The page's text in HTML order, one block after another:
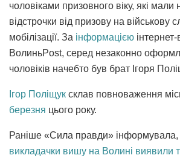
чоловіками призовного віку, які мали
відстрочки від призову на військову
мобілізації. За інформацією
ВолиньPost, серед незаконно
чоловіків начебто був брат Ігоря
Ігор Поліщук склав повноваження
березня цього року.
Раніше «Сила правди»
викладачки вишу на Волині виявили